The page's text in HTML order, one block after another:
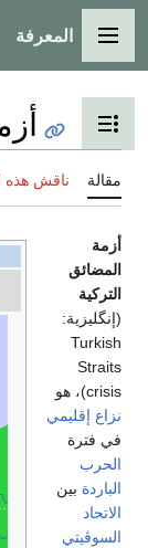
القائمة الرئيسية
المعرفة
تبديل عرض
مقالة ناقش هذه
أزمة
المضائق
التركية
(إنگليزية:
Turkish
Straits
crisis)، هو
نزاع إقليمي
في فترة
الحرب
الباردة بين
الاتحاد
السوڤيتي